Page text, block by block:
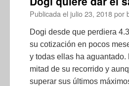
Publicada el julio 23, 2018por
Dogi desde que perdiera
su cotización en pocos
y todas ellas ha
mitad de su recorrido y
superar sus últimos